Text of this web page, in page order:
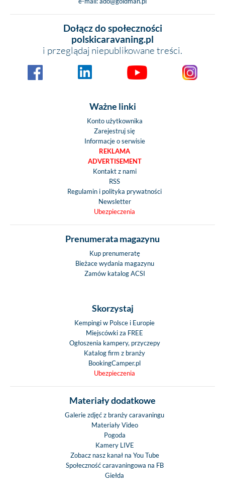
Dołącz do społeczności
polskicaravaning.pl
i przeglądaj niepublikowane treści.
Ważne linki
Konto użytkownika
Zarejestruj się
Informacje o serwisie
REKLAMA
ADVERTISEMENT
Kontakt z nami
RSS
Regulamin i polityka prywatności
Newsletter
Ubezpieczenia
Prenumerata magazynu
Kup prenumeratę
Bieżace wydania magazynu
Zamów katalog ACSI
Skorzystaj
Kempingi w Polsce i Europie
Miejscówki za FREE
Ogłoszenia kampery, przyczepy
Katalog firm z branży
BookingCamper.pl
Ubezpieczenia
Materiały dodatkowe
Galerie zdjęć z branży caravaningu
Materiały Video
Pogoda
Kamery LIVE
Zobacz nasz kanał na You Tube
Społeczność caravaningowa na FB
Giełda